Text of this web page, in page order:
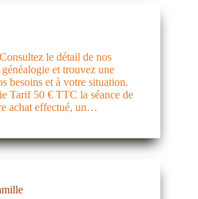
le détail de nos
et trouvez une
besoins et à votre situation.
Tarif 50 € TTC la séance de
achat effectué, un…